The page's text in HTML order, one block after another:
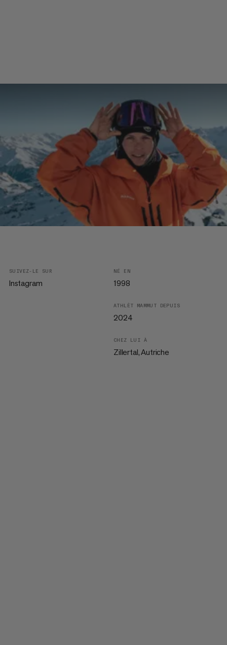
SUIVEZ-LE SUR
Instagram
NÉ EN
1998
ATHLÈT MAMMUT DEPUIS
2024
CHEZ LUI À
Zillertal, Autriche